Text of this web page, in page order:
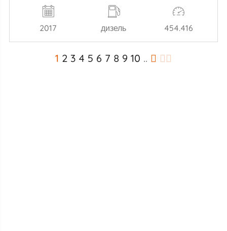
2017 дизель 454.416
1 2 3 4 5 6 7 8 9 10 ..